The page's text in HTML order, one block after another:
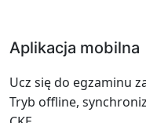
Aplikacja mobilna
Ucz się do egzaminu
Tryb offline,